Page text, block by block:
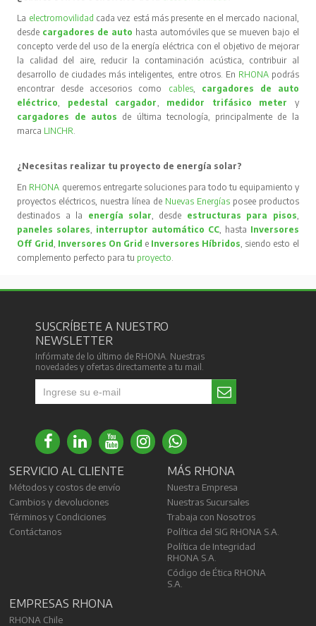
La electromovilidad cada vez está más presente en el mercado nacional,
desde cargadores de auto hasta automóviles que se mueven bajo el
concepto verde del uso de la energía eléctrica con el objetivo de mejorar
la calidad del aire, reducir la contaminación acústica, contribuir al
desarrollo de ciudades más inteligentes, entre otros. En RHONA podrás
encontrar desde accesorios como cables, cargadores de auto
eléctrico
pedestal cargador medidor trifásico meter
y
cargadores de autos de última tecnología, principalmente de la
marca LINCHR
¿Necesitas realizar tu proyecto de energía solar?
En RHONA queremos entregarte soluciones para todo tu equipamiento y
proyectos eléctricos, nuestra línea de Nuevas Energíasposee productos
destinados a la energía solar , desde estructuras para pisos
paneles solares
interruptor automático CC, hasta Inversores
Off Grid Inversores On Grid e Inversores Híbridos , siendo esto el
complemento perfecto para tu proyecto
SUSCRÍBETE A NUESTRO
NEWSLETTER
Infórmate de lo último de RHONA. Nuestras
novedades y ofertas directamente a tu mail.
SERVICIO AL CLIENTE
Métodos y costos de envío
Cambios y devoluciones
Términos y Condiciones
Contáctanos
MÁS RHONA
Nuestra Empresa
Nuestras Sucursales
Trabaja con Nosotros
Política del SIG RHONA S.A.
Política de Integridad
RHONA S.A.
Código de Ética RHONA
S.A.
EMPRESAS RHONA
RHONA Chile